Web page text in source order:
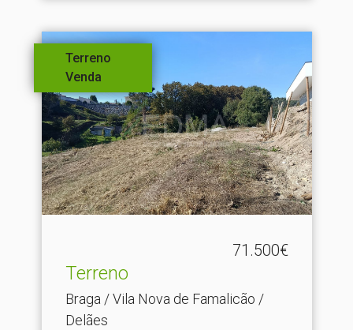
Terreno
Venda
71.500€
Terreno
Braga / Vila Nova de Famalicão /
Delães